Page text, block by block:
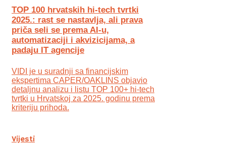
TOP 100 hrvatskih hi-tech tvrtki
2025.: rast se nastavlja, ali prava
priča seli se prema AI-u,
automatizaciji i akvizicijama, a
padaju IT agencije
VIDI je u suradnji sa financijskim
ekspertima CAPER/OAKLINS objavio
detaljnu analizu i listu TOP 100+ hi-tech
tvrtki u Hrvatskoj za 2025. godinu prema
kriteriju prihoda.
Vijesti